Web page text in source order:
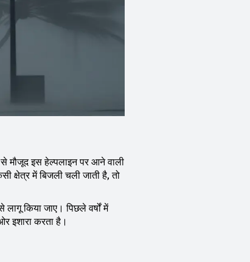
मौजूद इस हेल्पलाइन पर आने वाली
क्षेत्र में बिजली चली जाती है, तो
किया जाए। पिछले वर्षों में
इशारा करता है।